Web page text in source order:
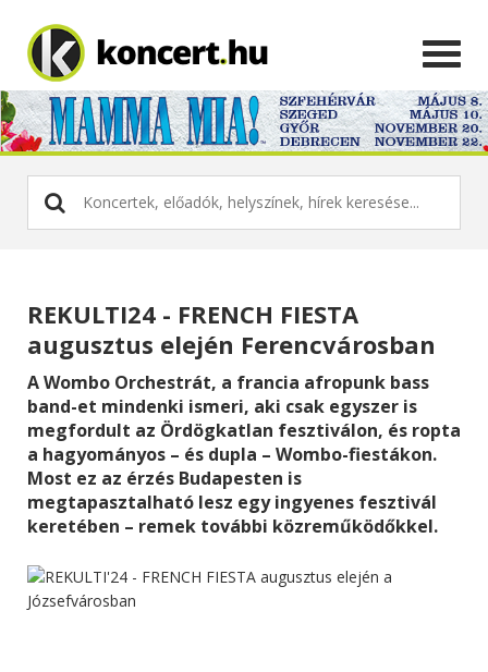
REKULTI24 - FRENCH FIESTA
augusztus elején Ferencvárosban
A Wombo Orchestrát, a francia afropunk bass
band-et mindenki ismeri, aki csak egyszer is
megfordult az Ördögkatlan fesztiválon, és ropta
a hagyományos – és dupla – Wombo-fiestákon.
Most ez az érzés Budapesten is
megtapasztalható lesz egy ingyenes fesztivál
keretében – remek további közreműködőkkel.